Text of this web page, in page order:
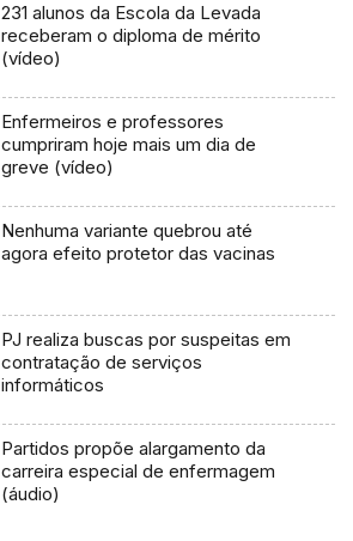
231 alunos da Escola da Levada
receberam o diploma de mérito
(vídeo)
Enfermeiros e professores
cumpriram hoje mais um dia de
greve (vídeo)
Nenhuma variante quebrou até
agora efeito protetor das vacinas
PJ realiza buscas por suspeitas em
contratação de serviços
informáticos
Partidos propõe alargamento da
carreira especial de enfermagem
(áudio)